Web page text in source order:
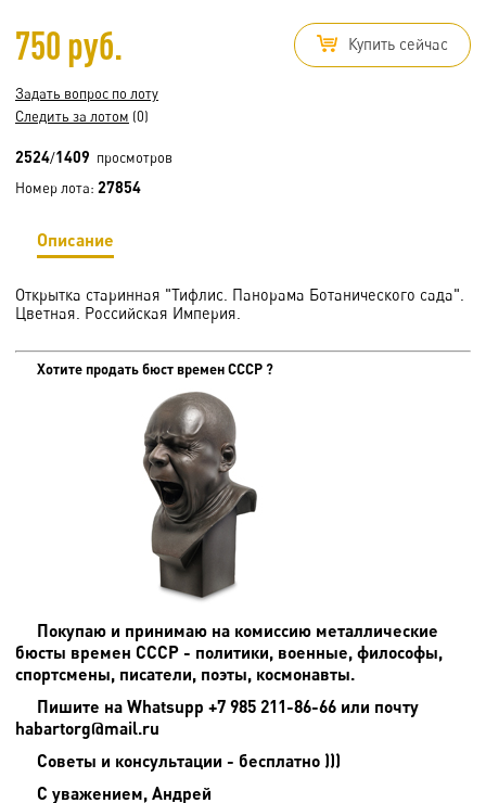
750 руб. Купить сейчас
Задать вопрос по лоту
Следить за лотом (0)
2524/1409 просмотров
Номер лота: 27854
Описание
Открытка старинная "Тифлис. Панорама Ботанического сада".
Цветная. Российская Империя.
Хотите продать бюст времен СССР ?
Покупаю и принимаю на комиссию металлические
бюсты времен СССР - политики, военные, философы,
спортсмены, писатели, поэты, космонавты.
Пишите на Whatsupp +7 985 211-86-66 или почту
habartorg@mail.ru
Советы и консультации - бесплатно )))
С уважением, Андрей